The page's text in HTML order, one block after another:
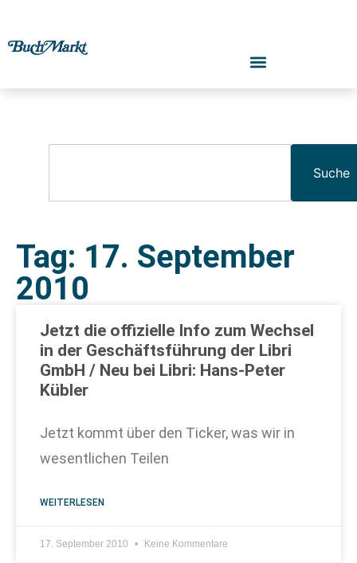
Suche
Tag: 17. September
2010
Jetzt die offizielle Info zum Wechsel
in der Geschäftsführung der Libri
GmbH / Neu bei Libri: Hans-Peter
Kübler
Jetzt kommt über den Ticker, was wir in
wesentlichen Teilen
WEITERLESEN
17. September 2010 Keine Kommentare